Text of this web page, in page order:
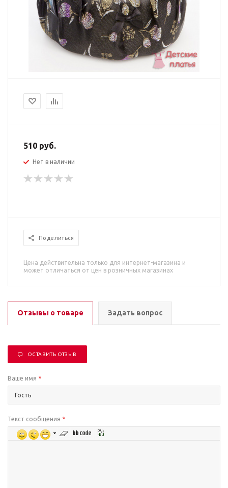
510 руб.
Нет в наличии
Поделиться
Цена действительна только для интернет-магазина и
может отличаться от цен в розничных магазинах
Отзывы о товаре Задать вопрос
ОСТАВИТЬ ОТЗЫВ
Ваше имя *
Текст сообщения *